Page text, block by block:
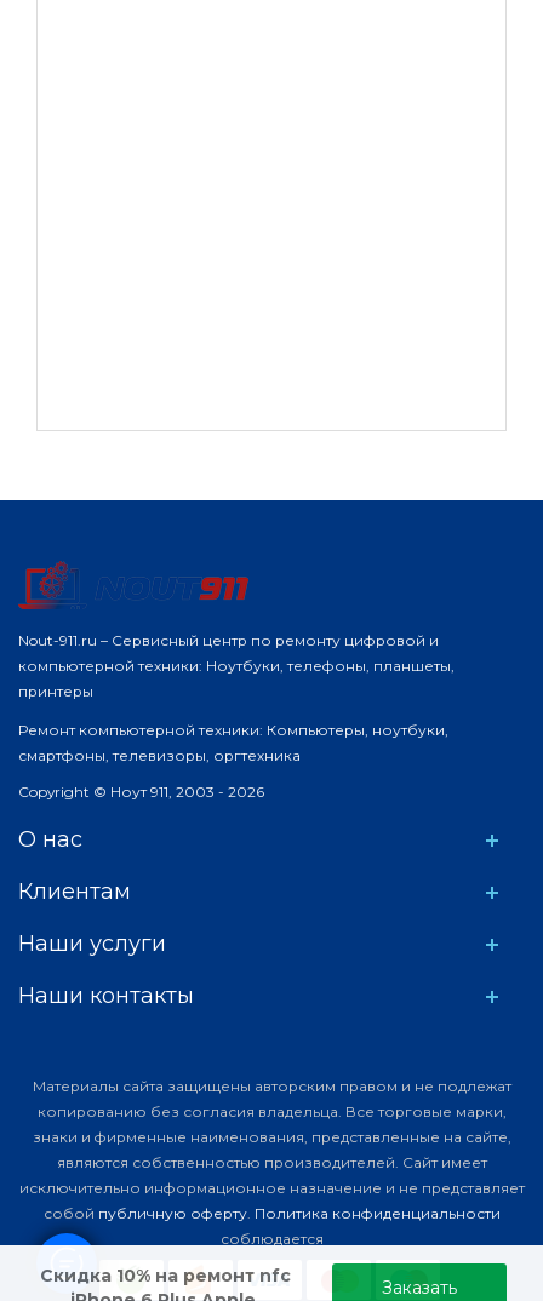
Скидка 10% на ремонт nfc
Заказать
Nout-911.ru – Сервисный центр по ремонту цифровой и
компьютерной техники: Ноутбуки, телефоны, планшеты,
принтеры
Ремонт компьютерной техники: Компьютеры, ноутбуки,
смартфоны, телевизоры, оргтехника
Copyright © Ноут 911, 2003 - 2026
О нас
Клиентам
Наши услуги
Наши контакты
Материалы сайта защищены авторским правом и не подлежат
копированию без согласия владельца. Все торговые марки,
знаки и фирменные наименования, представленные на сайте,
являются собственностью производителей. Сайт имеет
исключительно информационное назначение и не представляет
собой публичную оферту. Политика конфиденциальности
соблюдается